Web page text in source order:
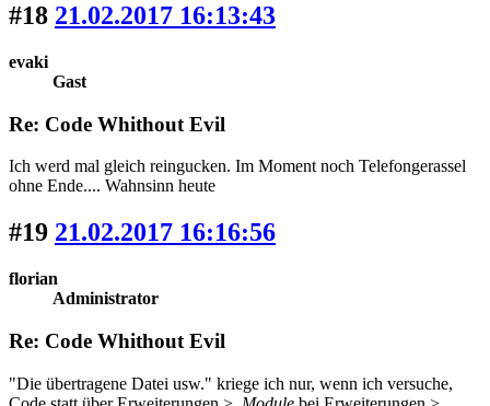
#18 21.02.2017 16:13:43
evaki
Gast
Re: Code Whithout Evil
Ich werd mal gleich reingucken. Im Moment noch Telefongerassel
ohne Ende.... Wahnsinn heute
#19 21.02.2017 16:16:56
florian
Administrator
Re: Code Whithout Evil
"Die übertragene Datei usw." kriege ich nur, wenn ich versuche,